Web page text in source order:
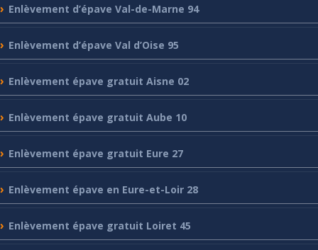
Enlèvement d’épave Val-de-Marne 94
Enlèvement d’épave Val d’Oise 95
Enlèvement épave gratuit Aisne 02
Enlèvement épave gratuit Aube 10
Enlèvement épave gratuit Eure 27
Enlèvement épave en Eure-et-Loir 28
Enlèvement épave gratuit Loiret 45